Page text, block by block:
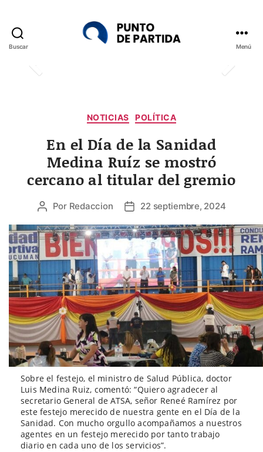
Buscar Menú
Categorías
NOTICIAS POLÍTICA
En el Día de la Sanidad
Medina Ruíz se mostró
cercano al titular del gremio
Autor
la
entrada
Por Redaccion
Fecha
la
entrada
22 septiembre, 2024
Sobre el festejo, el ministro de Salud Pública, doctor
Luis Medina Ruiz, comentó: “Quiero agradecer al
secretario General de ATSA, señor Reneé Ramírez por
este festejo merecido de nuestra gente en el Día de la
Sanidad. Con mucho orgullo acompañamos a nuestros
agentes en un festejo merecido por tanto trabajo
diario en cada uno de los servicios”.